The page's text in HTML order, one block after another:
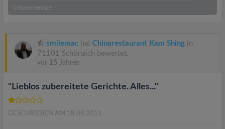
0 Kommentare
smilemac hat Chinarestaurant Kam Shing in
71101 Schönaich bewertet.
vor 15 Jahren
"Lieblos zubereitete Gerichte. Alles..."
GESCHRIEBEN AM 18.08.2011